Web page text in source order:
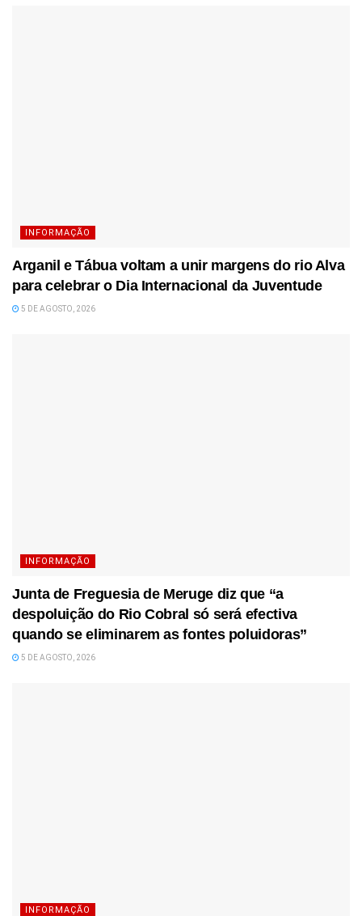
INFORMAÇÃO
Arganil e Tábua voltam a unir margens do rio Alva
para celebrar o Dia Internacional da Juventude
5 DE AGOSTO, 2026
INFORMAÇÃO
Junta de Freguesia de Meruge diz que “a
despoluição do Rio Cobral só será efectiva
quando se eliminarem as fontes poluidoras”
5 DE AGOSTO, 2026
INFORMAÇÃO